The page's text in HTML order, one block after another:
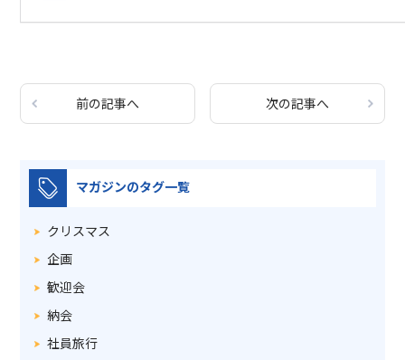
前の記事へ 次の記事へ
マガジンのタグ一覧
クリスマス
企画
歓迎会
納会
社員旅行